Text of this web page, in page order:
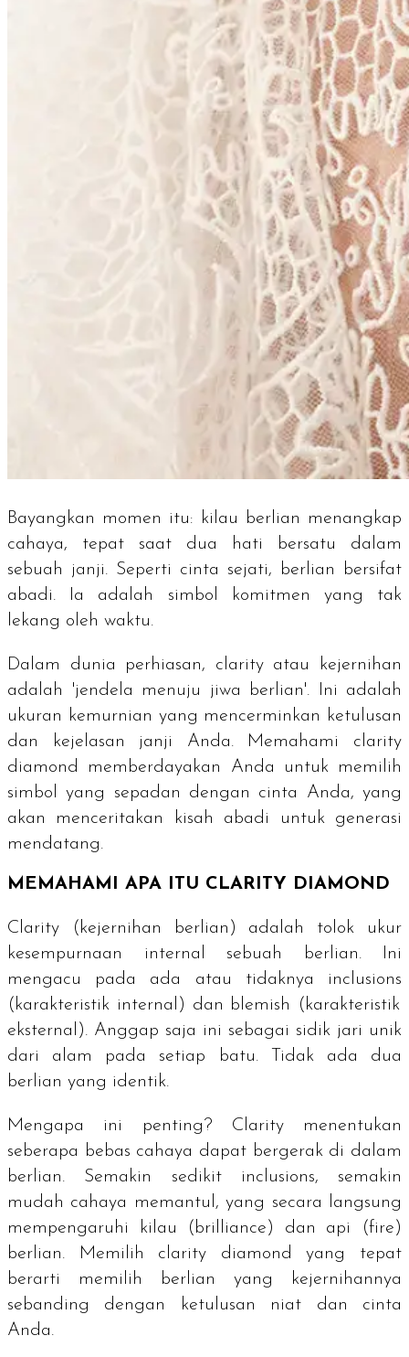
Bayangkan momen itu: kilau berlian menangkap
cahaya, tepat saat dua hati bersatu dalam
sebuah janji. Seperti cinta sejati, berlian bersifat
abadi. Ia adalah simbol komitmen yang tak
lekang oleh waktu.
Dalam dunia perhiasan, clarityatau kejernihan
adalah 'jendela menuju jiwa berlian'. Ini adalah
ukuran kemurnian yang mencerminkan ketulusan
dan kejelasan janji Anda. Memahami clarity
diamond
memberdayakan Anda untuk memilih
simbol yang sepadan dengan cinta Anda, yang
akan menceritakan kisah abadi untuk generasi
mendatang.
MEMAHAMI APA ITU CLARITY DIAMOND
Clarity (kejernihan berlian) adalah tolok ukur
kesempurnaan internal sebuah berlian. Ini
mengacu pada ada atau tidaknya inclusions
(karakteristik internal) dan blemish
(karakteristik
eksternal). Anggap saja ini sebagai sidik jari unik
dari alam pada setiap batu. Tidak ada dua
berlian yang identik.
Mengapa ini penting? Claritymenentukan
seberapa bebas cahaya dapat bergerak di dalam
berlian. Semakin sedikit inclusions, semakin
mudah cahaya memantul, yang secara langsung
mempengaruhi kilau ( brilliance ) dan api (fire )
berlian. Memilih clarity diamond yang tepat
berarti memilih berlian yang kejernihannya
sebanding dengan ketulusan niat dan cinta
Anda.